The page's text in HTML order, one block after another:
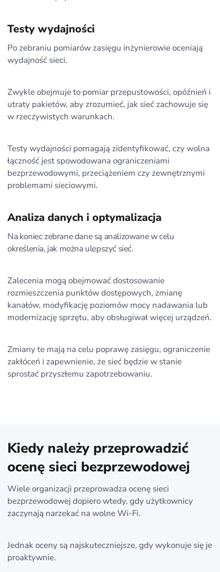
Testy wydajności
Po zebraniu pomiarów zasięgu inżynierowie oceniają
wydajność sieci.
Zwykle obejmuje to pomiar przepustowości, opóźnień i
utraty pakietów, aby zrozumieć, jak sieć zachowuje się
w rzeczywistych warunkach.
Testy wydajności pomagają zidentyfikować, czy wolna
łączność jest spowodowana ograniczeniami
bezprzewodowymi, przeciążeniem czy zewnętrznymi
problemami sieciowymi.
Analiza danych i optymalizacja
Na koniec zebrane dane są analizowane w celu
określenia, jak można ulepszyć sieć.
Zalecenia mogą obejmować dostosowanie
rozmieszczenia punktów dostępowych, zmianę
kanałów, modyfikację poziomów mocy nadawania lub
modernizację sprzętu, aby obsługiwał więcej urządzeń.
Zmiany te mają na celu poprawę zasięgu, ograniczenie
zakłóceń i zapewnienie, że sieć będzie w stanie
sprostać przyszłemu zapotrzebowaniu.
Kiedy należy przeprowadzić
ocenę sieci bezprzewodowej
Wiele organizacji przeprowadza ocenę sieci
bezprzewodowej dopiero wtedy, gdy użytkownicy
zaczynają narzekać na wolne Wi-Fi.
Jednak oceny są najskuteczniejsze, gdy wykonuje się je
proaktywnie.